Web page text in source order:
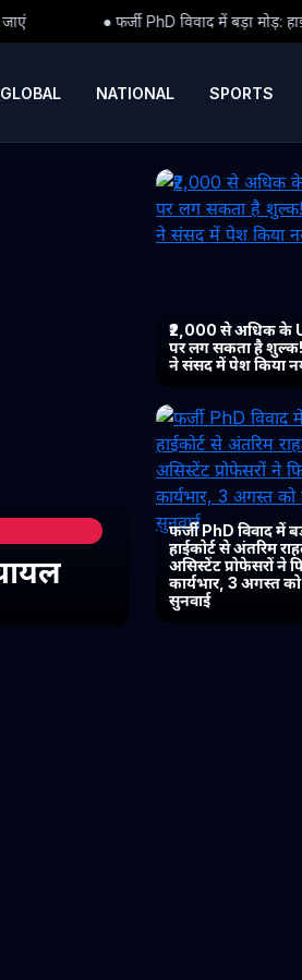
में बड़ा मोड़: हाईकोर्ट से अंतरिम राहत के बाद
GLOBAL NATIONAL SPORTS
₹2,000 से अधिक के
पर लग सकता है शुल्क!
ने संसद में पेश किया
फर्जी PhD विवाद में
हाईकोर्ट से अंतरिम
असिस्टेंट प्रोफेसरों ने
कार्यभार, 3 अगस्त
सुनवाई